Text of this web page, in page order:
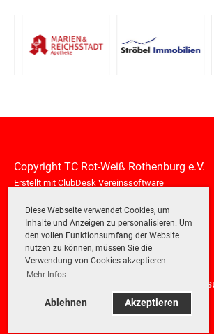
Diese Webseite verwendet Cookies, um
Inhalte und Anzeigen zu personalisieren. Um
den vollen Funktionsumfang der Website
nutzen zu können, müssen Sie die
Verwendung von Cookies akzeptieren.
Mehr Infos
Ablehnen Akzeptieren
Copyright TC Rot-Weiß Rothenburg e.V.
Erstellt mit ClubDesk Vereinssoftware